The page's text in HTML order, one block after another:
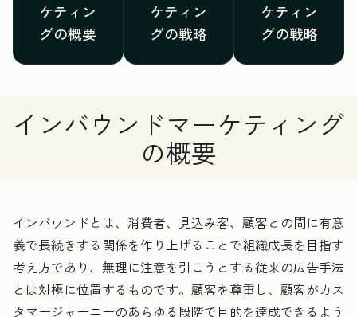
ケティン
グの概要
ケティン
グの戦略
ケティン
グの戦略
インバウンドマーケティング
の概要
インバウンドとは、消費者、見込み客、顧客との間に有意
義で長続きする関係を作り上げることで組織成長を目指す
考え方であり、無理に注意を引こうとする従来の広告手法
とは対極に位置するものです。顧客を尊重し、顧客がカス
タマージャーニーのあらゆる段階で目的を達成できるよう